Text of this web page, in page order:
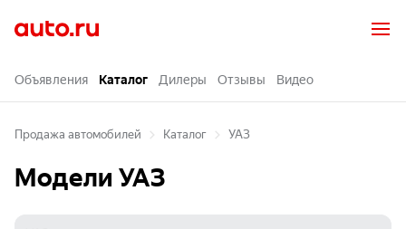
Объявления Каталог Дилеры Отзывы Видео
Продажа автомобилей Каталог УАЗ
Модели УАЗ